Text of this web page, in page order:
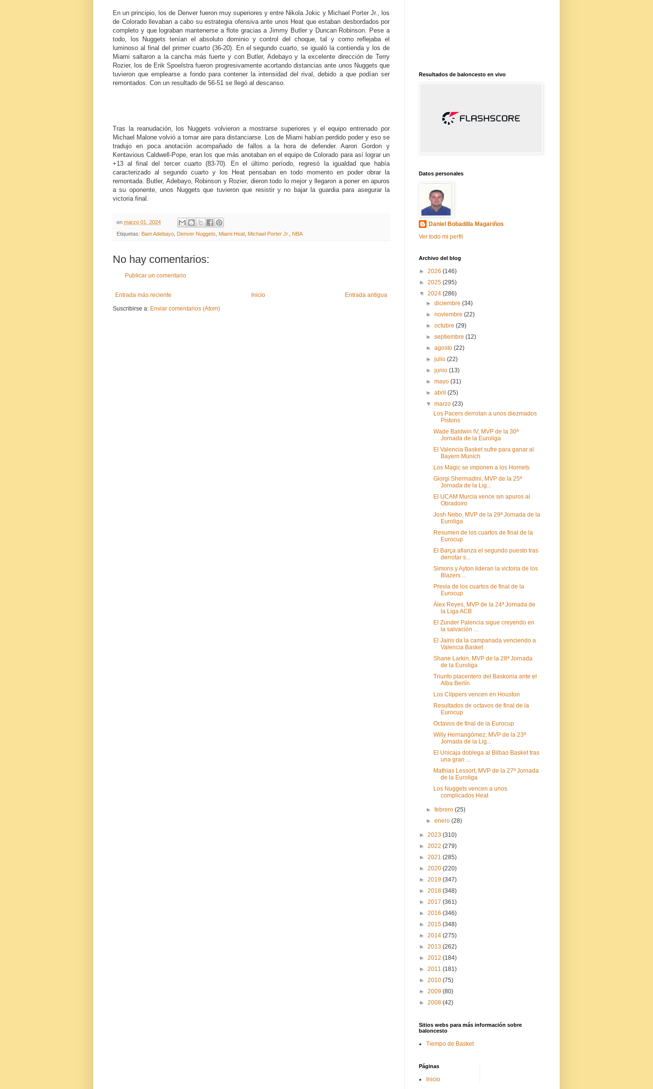
En un principio, los de Denver fueron muy superiores y entre Nikola Jokic y Michael Porter Jr., los
de Colorado llevaban a cabo su estrategia ofensiva ante unos Heat que estaban desbordados por
completo y que lograban mantenerse a flote gracias a Jimmy Butler y Duncan Robinson. Pese a
todo, los Nuggets tenían el absoluto dominio y control del choque, tal y como reflejaba el
luminoso al final del primer cuarto (36-20). En el segundo cuarto, se igualó la contienda y los de
Miami saltaron a la cancha más fuerte y con Butler, Adebayo y la excelente dirección de Terry
Rozier, los de Erik Spoelstra fueron progresivamente acortando distancias ante unos Nuggets que
tuvieron que emplearse a fondo para contener la intensidad del rival, debido a que podían ser
remontados. Con un resultado de 56-51 se llegó al descanso.
Tras la reanudación, los Nuggets volvieron a mostrarse superiores y el equipo entrenado por
Michael Malone volvió a tomar aire para distanciarse. Los de Miami habían perdido poder y eso se
tradujo en poca anotación acompañado de fallos a la hora de defender. Aaron Gordon y
Kentavious Caldwell-Pope, eran los que más anotaban en el equipo de Colorado para así lograr un
+13 al final del tercer cuarto (83-70). En el último período, regresó la igualdad que había
caracterizado al segundo cuarto y los Heat pensaban en todo momento en poder obrar la
remontada. Butler, Adebayo, Robinson y Rozier, dieron todo lo mejor y llegaron a poner en apuros
a su oponente, unos Nuggets que tuvieron que resistir y no bajar la guardia para asegurar la
victoria final.
en marzo 01, 2024
Etiquetas: Bam Adebayo Denver Nuggets Miami Heat Michael Porter Jr. NBA
No hay comentarios:
Publicar un comentario
Entrada más reciente Entrada antigua
Inicio
Suscribirse a: Enviar comentarios (Atom)
Resultados de baloncesto en vivo
Datos personales
Daniel Bobadilla Magariños
Ver todo mi perfil
Archivo del blog
► 2026 (146)
► 2025 (295)
▼ 2024 (286)
►diciembre(34)
►noviembre(22)
►octubre(29)
►septiembre(12)
►agosto(22)
►julio(22)
►junio(13)
►mayo(31)
►abril(25)
▼marzo(23)
Los Pacers derrotan a unos diezmados
Pistons
Wade Baldwin IV, MVP de la 30ª
Jornada de la Euroliga
El Valencia Basket sufre para ganar al
Bayern Munich
Los Magic se imponen a los Hornets
Giorgi Shermadini, MVP de la 25ª
Jornada de la Lig...
El UCAM Murcia vence sin apuros al
Obradoiro
Josh Nebo, MVP de la 29ª Jornada de la
Euroliga
Resumen de los cuartos de final de la
Eurocup
El Barça afianza el segundo puesto tras
derrotar s...
Simons y Ayton lideran la victoria de los
Blazers ...
Previa de los cuartos de final de la
Eurocup
Álex Reyes, MVP de la 24ª Jornada de
la Liga ACB
El Zunder Palencia sigue creyendo en
la salvación ...
El Jairis da la campanada venciendo a
Valencia Basket
Shane Larkin, MVP de la 28ª Jornada
de la Euroliga
Triunfo placentero del Baskonia ante el
Alba Berlín
Los Clippers vencen en Houston
Resultados de octavos de final de la
Eurocup
Octavos de final de la Eurocup
Willy Hernangómez, MVP de la 23ª
Jornada de la Lig...
El Unicaja doblega al Bilbao Basket tras
una gran ...
Mathias Lessort, MVP de la 27ª Jornada
de la Euroliga
Los Nuggets vencen a unos
complicados Heat
►febrero(25)
►enero(28)
► 2023 (310)
► 2022 (279)
► 2021 (285)
► 2020 (220)
► 2019 (347)
► 2018 (348)
► 2017 (361)
► 2016 (346)
► 2015 (348)
► 2014 (275)
► 2013 (262)
► 2012 (184)
► 2011 (181)
► 2010 (75)
► 2009 (80)
► 2008 (42)
Sitios webs para más información sobre
baloncesto
Tiempo de Basket
Páginas
Inicio